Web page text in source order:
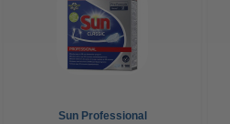
Sun Professional